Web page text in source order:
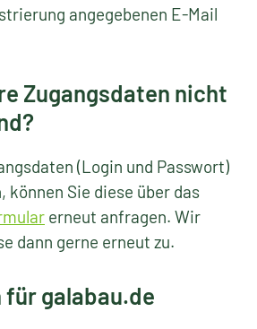
angegebenen E-Mail
Zugangsdaten nicht
(Login und Passwort)
können Sie diese über das
erneut anfragen. Wir
dann gerne erneut zu.
galabau.de